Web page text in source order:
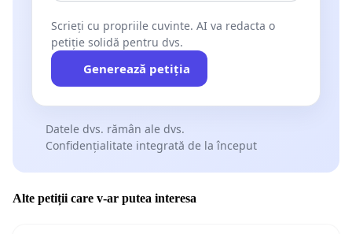
Scrieți cu propriile cuvinte. AI va redacta o
petiție solidă pentru dvs.
Generează petiția
Datele dvs. rămân ale dvs.
Confidențialitate integrată de la început
Alte petiții care v-ar putea interesa